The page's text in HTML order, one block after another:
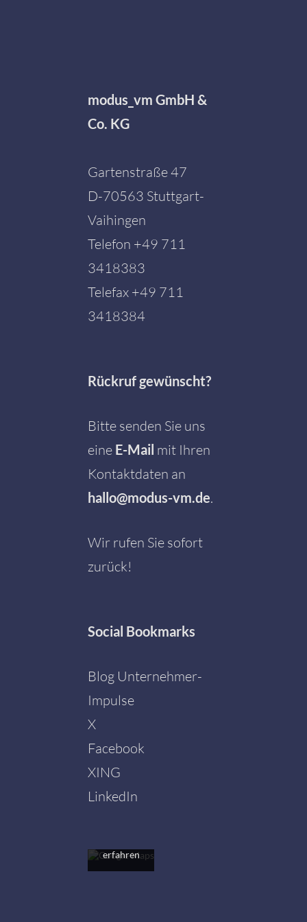
modus_vm GmbH &
Co. KG
Gartenstraße 47
D-70563 Stuttgart-
Vaihingen
Telefon +49 711
3418383
Telefax +49 711
3418384
Rückruf gewünscht?
Bitte senden Sie uns
eine E-Mail mit Ihren
Kontaktdaten an
hallo@modus-vm.de.
Wir rufen Sie sofort
zurück!
Social Bookmarks
Blog Unternehmer-
Impulse
X
Facebook
XING
LinkedIn
Mit dem
Karte
Sie die
erfahren